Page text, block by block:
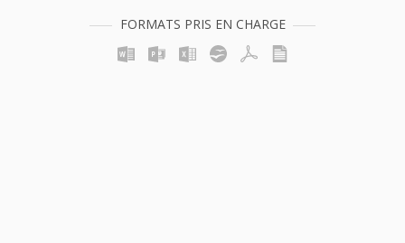
FORMATS PRIS EN CHARGE